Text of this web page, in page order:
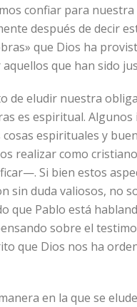
confiar para nuestra
después de decir
que Dios ha
que han sido
de eludir nuestra
es espiritual.
espirituales y
realizar como
Si bien estos
sin duda valiosos, no
que Pablo está
sobre el
que Dios nos ha
en la que se